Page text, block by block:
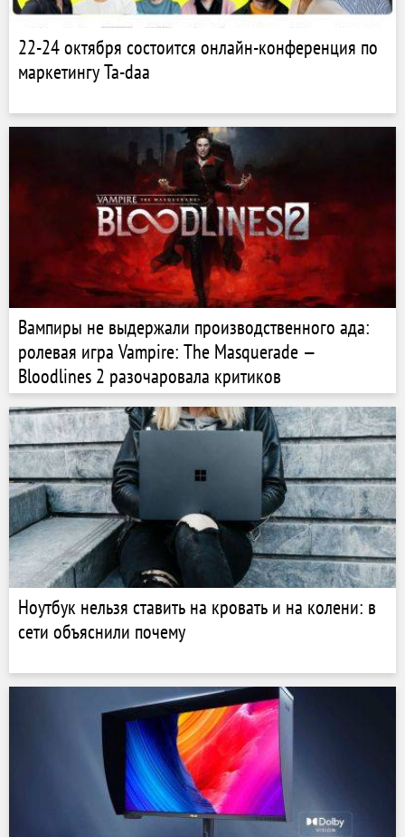
22-24 октября состоится онлайн-конференция по
маркетингу Ta-daa
Вампиры не выдержали производственного ада:
ролевая игра Vampire: The Masquerade —
Bloodlines 2 разочаровала критиков
Ноутбук нельзя ставить на кровать и на колени: в
сети объяснили почему